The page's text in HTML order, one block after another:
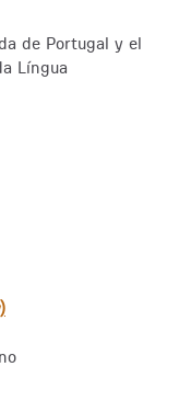
de Portugal y el
Língua